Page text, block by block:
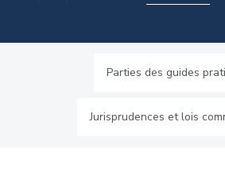
Parties des guides
Jurisprudences et lois